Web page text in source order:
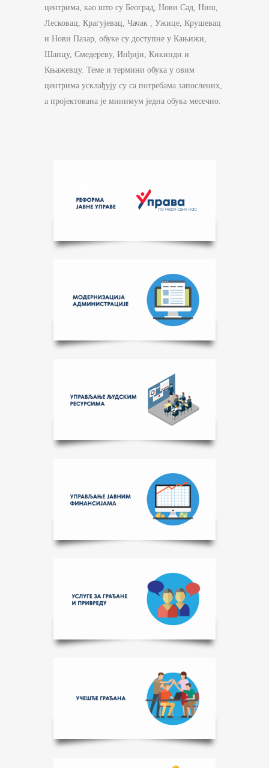
центрима, као што су Београд, Нови Сад, Ниш,
Лесковац, Крагујевац, Чачак , Ужице, Крушевац
и Нови Пазар, обуке су доступне у Кањижи,
Шапцу, Смедереву, Инђији, Кикинди и
Књажевцу. Теме и термини обука у овим
центрима усклађују су са потребама запослених,
а пројектована је минимум једна обука месечно.